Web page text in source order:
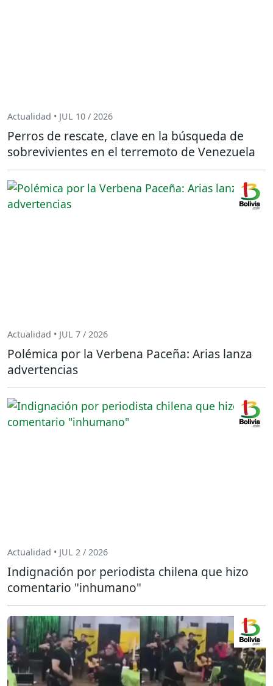
Actualidad • JUL 10 / 2026
Perros de rescate, clave en la búsqueda de
sobrevivientes en el terremoto de Venezuela
Actualidad • JUL 7 / 2026
Polémica por la Verbena Paceña: Arias lanza
advertencias
Actualidad • JUL 2 / 2026
Indignación por periodista chilena que hizo
comentario "inhumano"